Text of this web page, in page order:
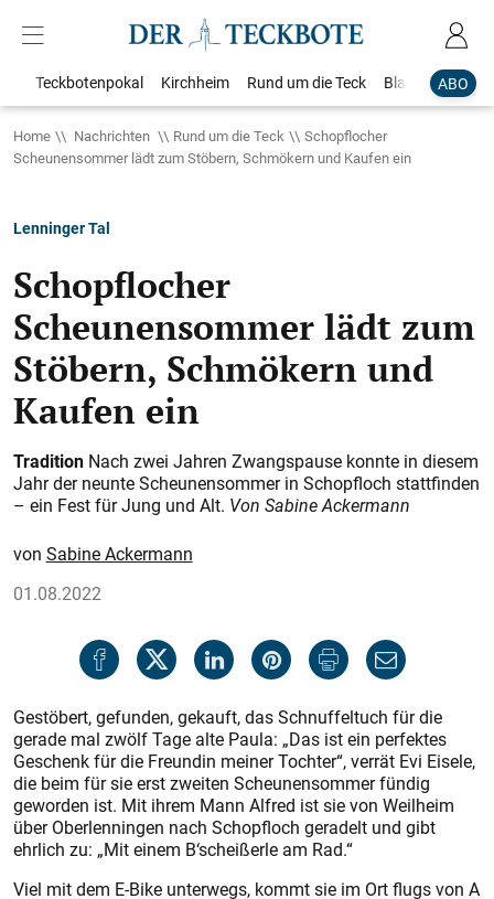
ABO
Teckbotenpokal Kirchheim Rund um die Teck Blaulicht
Home Nachrichten Rund um die Teck
Schopflocher
Scheunensommer lädt zum Stöbern, Schmökern und Kaufen ein
Lenninger Tal
Schopflocher
Scheunensommer lädt zum
Stöbern, Schmökern und
Kaufen ein
Tradition Nach zwei Jahren Zwangspause konnte in diesem
Jahr der neunte Scheunensommer in Schopfloch stattfinden
– ein Fest für Jung und Alt. Von Sabine Ackermann
Sabine Ackermann
01.08.2022
Gestöbert, gefunden, gekauft, das Schnuffeltuch für die
gerade mal zwölf Tage alte Paula: „Das ist ein perfektes
Geschenk für die Freundin meiner Tochter“, verrät Evi Eisele,
die beim für sie erst zweiten Scheunensommer fündig
geworden ist. Mit ihrem Mann Alfred ist sie von Weilheim
über Oberlenningen nach Schopfloch geradelt und gibt
ehrlich zu: „Mit einem B‘scheißerle am Rad.“
Viel mit dem E-Bike unterwegs, kommt sie im Ort flugs von A